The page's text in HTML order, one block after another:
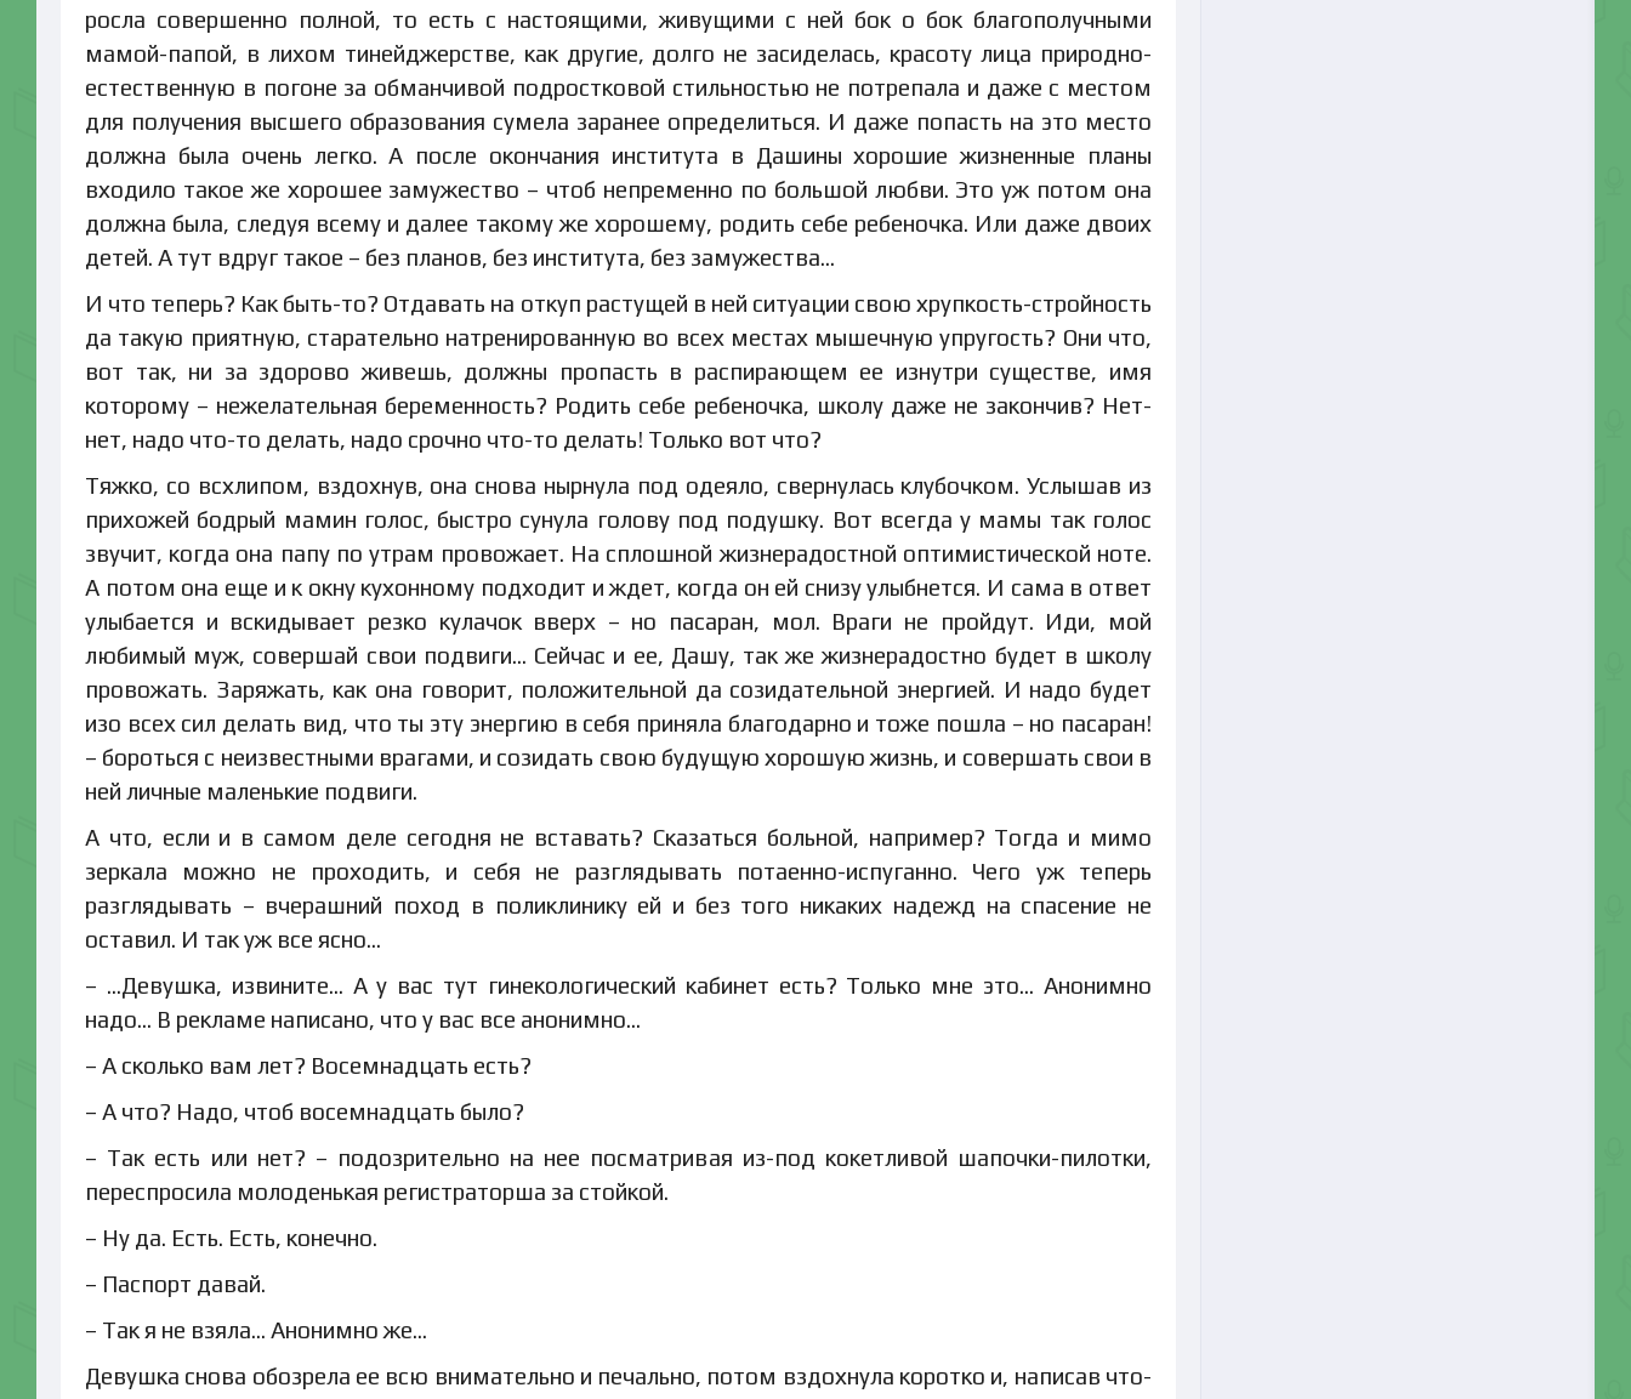
росла совершенно полной, то есть с настоящими, живущими с ней бок о бок благополучными
мамой-папой, в лихом тинейджерстве, как другие, долго не засиделась, красоту лица природно-
естественную в погоне за обманчивой подростковой стильностью не потрепала и даже с местом
для получения высшего образования сумела заранее определиться. И даже попасть на это место
должна была очень легко. А после окончания института в Дашины хорошие жизненные планы
входило такое же хорошее замужество – чтоб непременно по большой любви. Это уж потом она
должна была, следуя всему и далее такому же хорошему, родить себе ребеночка. Или даже двоих
детей. А тут вдруг такое – без планов, без института, без замужества…
И что теперь? Как быть-то? Отдавать на откуп растущей в ней ситуации свою хрупкость-стройность
да такую приятную, старательно натренированную во всех местах мышечную упругость? Они что,
вот так, ни за здорово живешь, должны пропасть в распирающем ее изнутри существе, имя
которому – нежелательная беременность? Родить себе ребеночка, школу даже не закончив? Нет-
нет, надо что-то делать, надо срочно что-то делать! Только вот что?
Тяжко, со всхлипом, вздохнув, она снова нырнула под одеяло, свернулась клубочком. Услышав из
прихожей бодрый мамин голос, быстро сунула голову под подушку. Вот всегда у мамы так голос
звучит, когда она папу по утрам провожает. На сплошной жизнерадостной оптимистической ноте.
А потом она еще и к окну кухонному подходит и ждет, когда он ей снизу улыбнется. И сама в ответ
улыбается и вскидывает резко кулачок вверх – но пасаран, мол. Враги не пройдут. Иди, мой
любимый муж, совершай свои подвиги… Сейчас и ее, Дашу, так же жизнерадостно будет в школу
провожать. Заряжать, как она говорит, положительной да созидательной энергией. И надо будет
изо всех сил делать вид, что ты эту энергию в себя приняла благодарно и тоже пошла – но пасаран!
– бороться с неизвестными врагами, и созидать свою будущую хорошую жизнь, и совершать свои в
ней личные маленькие подвиги.
А что, если и в самом деле сегодня не вставать? Сказаться больной, например? Тогда и мимо
зеркала можно не проходить, и себя не разглядывать потаенно-испуганно. Чего уж теперь
разглядывать – вчерашний поход в поликлинику ей и без того никаких надежд на спасение не
оставил. И так уж все ясно…
– …Девушка, извините… А у вас тут гинекологический кабинет есть? Только мне это… Анонимно
надо… В рекламе написано, что у вас все анонимно…
– А сколько вам лет? Восемнадцать есть?
– А что? Надо, чтоб восемнадцать было?
– Так есть или нет? – подозрительно на нее посматривая из-под кокетливой шапочки-пилотки,
переспросила молоденькая регистраторша за стойкой.
– Ну да. Есть. Есть, конечно.
– Паспорт давай.
– Так я не взяла… Анонимно же…
Девушка снова обозрела ее всю внимательно и печально, потом вздохнула коротко и, написав что-